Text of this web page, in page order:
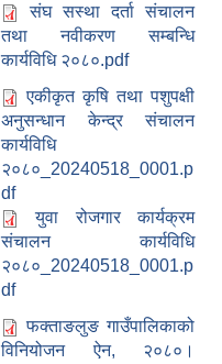
संघ सस्था दर्ता संचालन
तथा नवीकरण सम्बन्धि
कार्यविधि २०८०.pdf
एकीकृत कृषि तथा पशुपक्षी
अनुसन्धान केन्द्र संचालन
कार्यविधि
२०८०_20240518_0001.p
df
युवा रोजगार कार्यक्रम
संचालन कार्यविधि
२०८०_20240518_0001.p
df
फक्ताङलुङ गाउँपालिकाको
विनियोजन ऐन, २०८०।